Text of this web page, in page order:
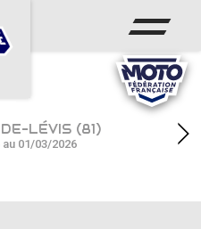
LÉVIS (81)
01/03/2026